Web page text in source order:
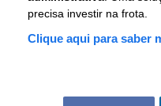
precisa investir na frota.
Clique aqui para saber